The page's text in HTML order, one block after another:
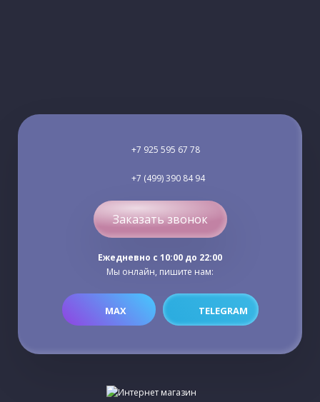
+7 925 595 67 78
+7 (499) 390 84 94
Заказать звонок
Ежедневно c 10:00 до 22:00
Мы онлайн, пишите нам:
MAX TELEGRAM